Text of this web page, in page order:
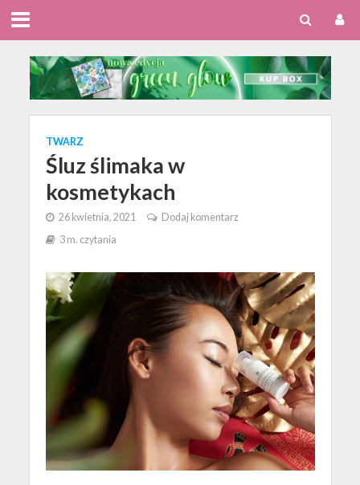
TWARZ
Śluz ślimaka w
kosmetykach
26 kwietnia, 2021
Dodaj komentarz
3 m. czytania